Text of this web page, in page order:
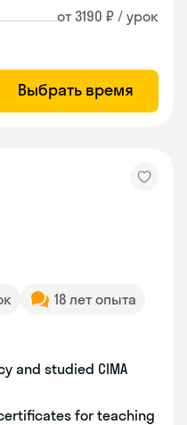
от 3190 ₽ / урок
Выбрать время
18 лет опыта
and studied CIMA
certificates for teaching